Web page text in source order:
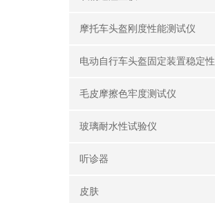
摩托车头盔刚度性能测试仪
毛皮摩擦色牢度测试仪
玻璃耐水性试验仪
听诊器
皮肤